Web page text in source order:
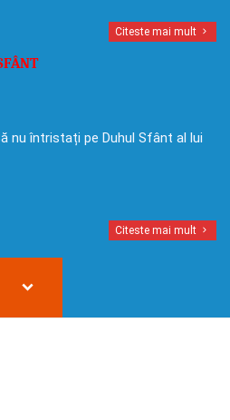
Citeste mai mult
nu întristați pe Duhul Sfânt al lui
Citeste mai mult